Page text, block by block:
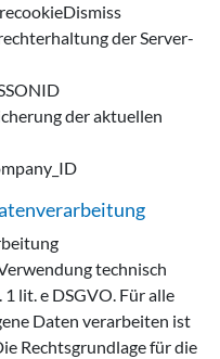
der Server-
der aktuellen
technisch
lit. e DSGVO. Für alle
Daten verarbeiten ist
Rechtsgrundlage für die